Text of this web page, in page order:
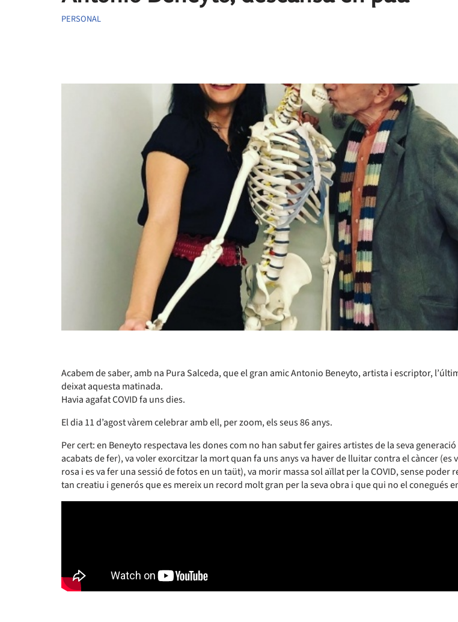
PERSONAL
Acabem de saber, amb na Pura Salceda, que el gran amic Antonio Beneyto, artista i escriptor,
deixat aquesta matinada.
Havia agafat COVID fa uns dies.
El dia 11 d’agost vàrem celebrar amb ell, per zoom, els seus 86 anys.
Per cert: en Beneyto respectava les dones com no han sabut fer gaires artistes de la seva
acabats de fer), va voler exorcitzar la mort quan fa uns anys va haver de lluitar contra el càncer (es
rosa i es va fer una sessió de fotos en un taüt), va morir massa sol aïllat per la COVID, sense poder
tan creatiu i generós que es mereix un record molt gran per la seva obra i que qui no el conegués